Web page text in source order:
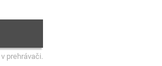
v prehrávači.